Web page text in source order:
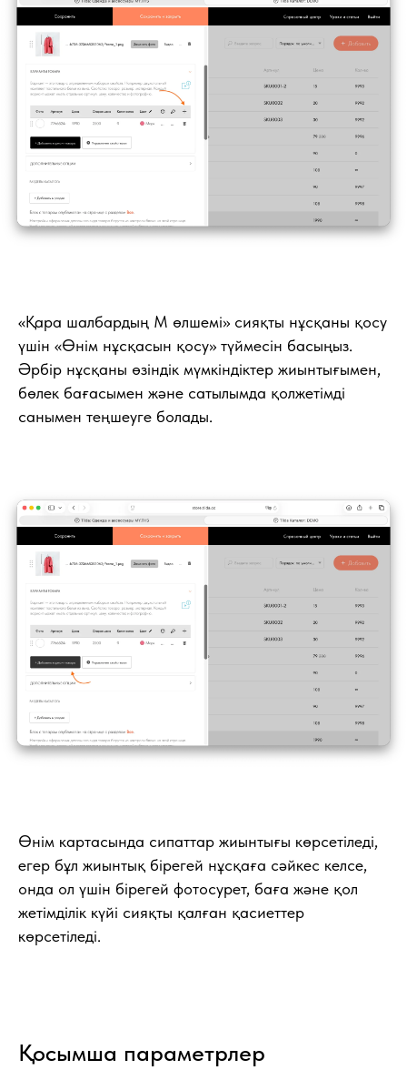
«Қара шалбардың M өлшемі» сияқты нұсқаны қосу
үшін «Өнім нұсқасын қосу» түймесін басыңыз.
Әрбір нұсқаны өзіндік мүмкіндіктер жиынтығымен,
бөлек бағасымен және сатылымда қолжетімді
санымен теңшеуге болады.
Өнім картасында сипаттар жиынтығы көрсетіледі,
егер бұл жиынтық бірегей нұсқаға сәйкес келсе,
онда ол үшін бірегей фотосурет, баға және қол
жетімділік күйі сияқты қалған қасиеттер
көрсетіледі.
Қосымша параметрлер